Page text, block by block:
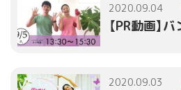
2020.09.04
【PR動画】
2020.09.03